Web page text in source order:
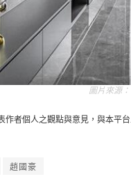
作者個人之觀點與意見，與本平
趙國豪